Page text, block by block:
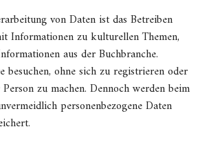
von Daten ist das Betreiben
Informationen zu kulturellen Themen,
aus der Buchbranche.
besuchen, ohne sich zu registrieren oder
zu machen. Dennoch werden beim
personenbezogene Daten